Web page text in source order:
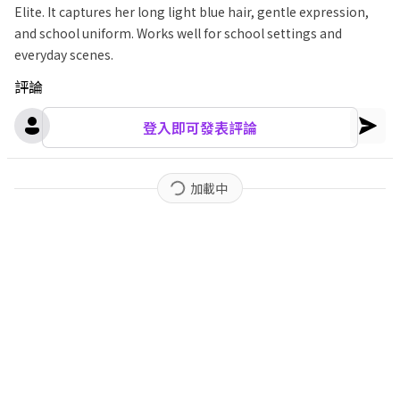
Elite. It captures her long light blue hair, gentle expression,
and school uniform. Works well for school settings and
everyday scenes.
評論
登入即可發表評論
加載中